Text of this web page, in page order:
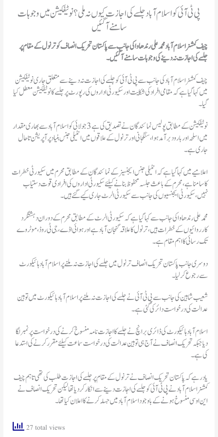
پی ٹی آئی کو اسلام آباد جلسے کی اجازت کیوں نہ ملی؟ نوٹیفکیشن میں وجوہات
سامنے آگئیں
چیف کمشنر اسلام آباد محمدعلی رندھاواکی جانب سے پاکستان تحریک انصاف کو ترنول کے مقام پر
جلسے کی اجازت نہ دینے کی وجوہات سامنے آ گئیں۔
چیف کمشنر اسلام آباد کی جانب سے پی ٹی آئی کو جلسے کی اجازت نہ دینے سے متعلق جاری نوٹیفکیشن
میں کہا گیا ہے کہ مقامی افراد کی شکایت اور سکیورٹی اداروں کی رپورٹ پر جلسےکا نوٹیفکیشن معطل کیا
گیا۔
نوٹیفکیشن کے مطابق پولیس نمائندگان نے تصدیق کی ہے 3 جولائی کو اسلام آباد سے بھاری مقدار
میں اسلحہ اور بارود برآمد ہوا، سنگجانی اور ترنول کے علاقوں میں انٹیلی جنس بنیاد پر آپریشن تاحال
جاری ہے۔
اعلامیے میں کہا گیا ہے کہ انٹیلی جنس ایجنسیزکے نمائندگان کے مطابق محرم میں سکیورٹی خطرات
کا سامنا ہے، محرم کے باعث جلسہ محفوظ بنانےکیلئے سکیورٹی اداروں کی افرادی قوت دستیاب
نہیں، سکیورٹی ایجنسیوں کی جانب سے سکیورٹی الرٹ جاری کیے گئے ہیں۔
محمد علی رندھاوا کی جانب سے کہا گیا ہے کہ سکیورٹی الرٹ کے مطابق محرم کے دوران دہشتگرد
کارروائیوں کے خطرات ہیں، ترنول کا علاقہ گنجان آباد ہے اور ہوائی اڈے، جی ٹی روڈ، موٹر وے
تک رسائی کا اہم مقام ہے۔
دوسری جانب پاکستان تحریک انصاف ترنول میں جلسے کی اجازت نہ ملنے پر اسلام آباد ہائیکورٹ
سے رجوع کر لیا۔
شعیب شاہین کی جانب سے پی ٹی آئی نے جلسے کی اجازت نہ ملنے پر اسلام آباد ہائیکورٹ میں توہین
عدالت کی درخواست دائر کی گئی ہے۔
اسلام آبادہائیکورٹ کی ڈائری برانچ نے جلسےکا اجازت نامہ منسوخ کرنےکی درخواست پرنمبر لگا
دیا جبکہ تحریک انصاف نے آج ہی توہین عدالت کی درخواست سماعت کیلئے مقررکرنےکی استدعا
کی ہے۔
یاد رہے کہ پاکستان تحریک انصاف نے ترنول کے مقام پر جلسے کی اجازت طلب کی تھی تاہم چیف
کمشنر اسلام آباد نے پی ٹی آئی کو جلسے کی اجازت دینے سے انکار کر دیا تھا لیکن تحریک انصاف نے
این او سی منسوخ ہونے کے باوجود اسلام آباد میں جسلہ کرنے کا اعلان کیا تھا۔
27 total views